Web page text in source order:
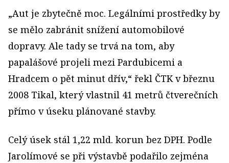
„Aut je zbytečně moc. Legálními prostředky by
se mělo zabránit snížení automobilové
dopravy. Ale tady se trvá na tom, aby
papalášové projeli mezi Pardubicemi a
Hradcem o pět minut dřív,“ řekl ČTK v březnu
2008 Tikal, který vlastnil 41 metrů čtverečních
přímo v úseku plánované stavby.
Celý úsek stál 1,22 mld. korun bez DPH. Podle
Jarolímové se při výstavbě podařilo zejména